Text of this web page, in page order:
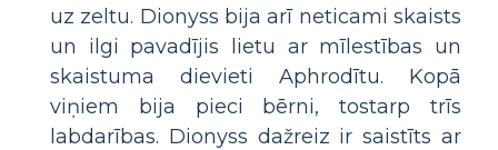
uz zeltu. Dionyss bija arī neticami skaists
un ilgi pavadījis lietu ar mīlestības un
skaistuma dievieti Aphrodītu. Kopā
viņiem bija pieci bērni, tostarp trīs
labdarības. Dionyss dažreiz ir saistīts ar